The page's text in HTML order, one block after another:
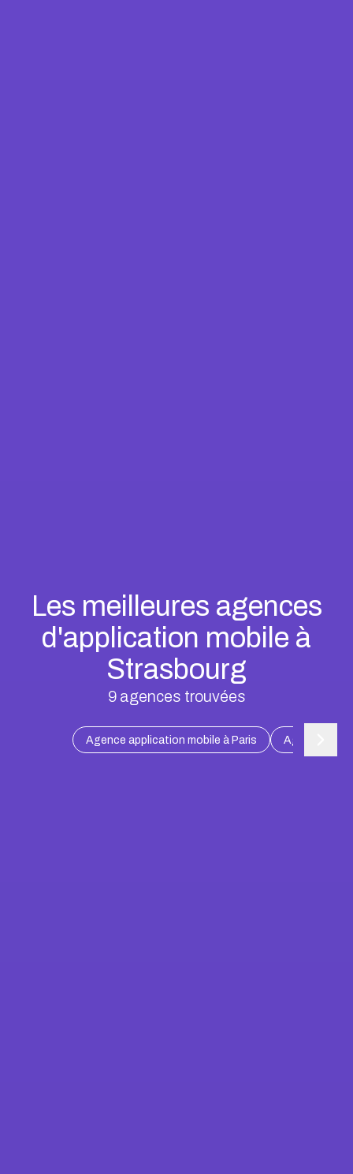
Les meilleures agences
d'application mobile à
Strasbourg
9agences trouvées
Agence application mobile à Paris Agence